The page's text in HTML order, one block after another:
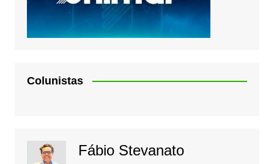
Colunistas
Fábio Stevanato